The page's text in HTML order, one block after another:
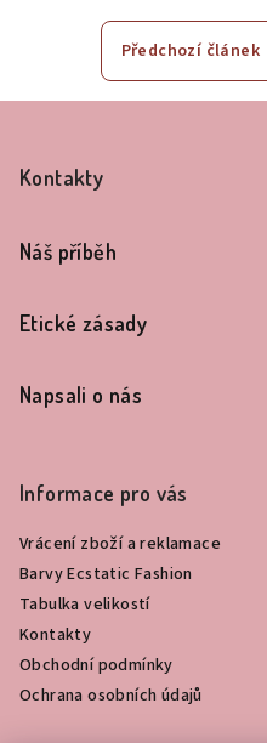
Předchozí článek
Kontakty
Náš příběh
Etické zásady
Napsali o nás
Informace pro vás
Vrácení zboží a reklamace
Barvy Ecstatic Fashion
Tabulka velikostí
Kontakty
Obchodní podmínky
Ochrana osobních údajů